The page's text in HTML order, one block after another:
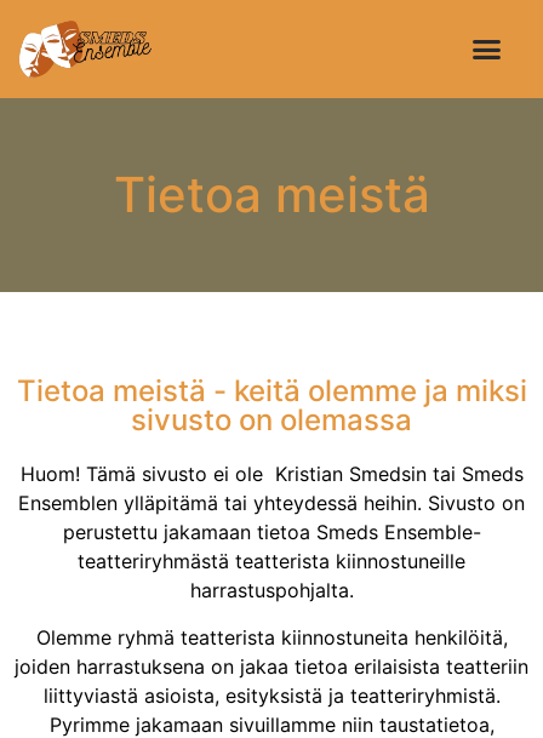
Tietoa meistä
Tietoa meistä - keitä olemme ja miksi
sivusto on olemassa
Huom! Tämä sivusto ei ole Kristian Smedsin tai Smeds
Ensemblen ylläpitämä tai yhteydessä heihin. Sivusto on
perustettu jakamaan tietoa Smeds Ensemble-
teatteriryhmästä teatterista kiinnostuneille
harrastuspohjalta.
Olemme ryhmä teatterista kiinnostuneita henkilöitä,
joiden harrastuksena on jakaa tietoa erilaisista teatteriin
liittyviastä asioista, esityksistä ja teatteriryhmistä.
Pyrimme jakamaan sivuillamme niin taustatietoa,